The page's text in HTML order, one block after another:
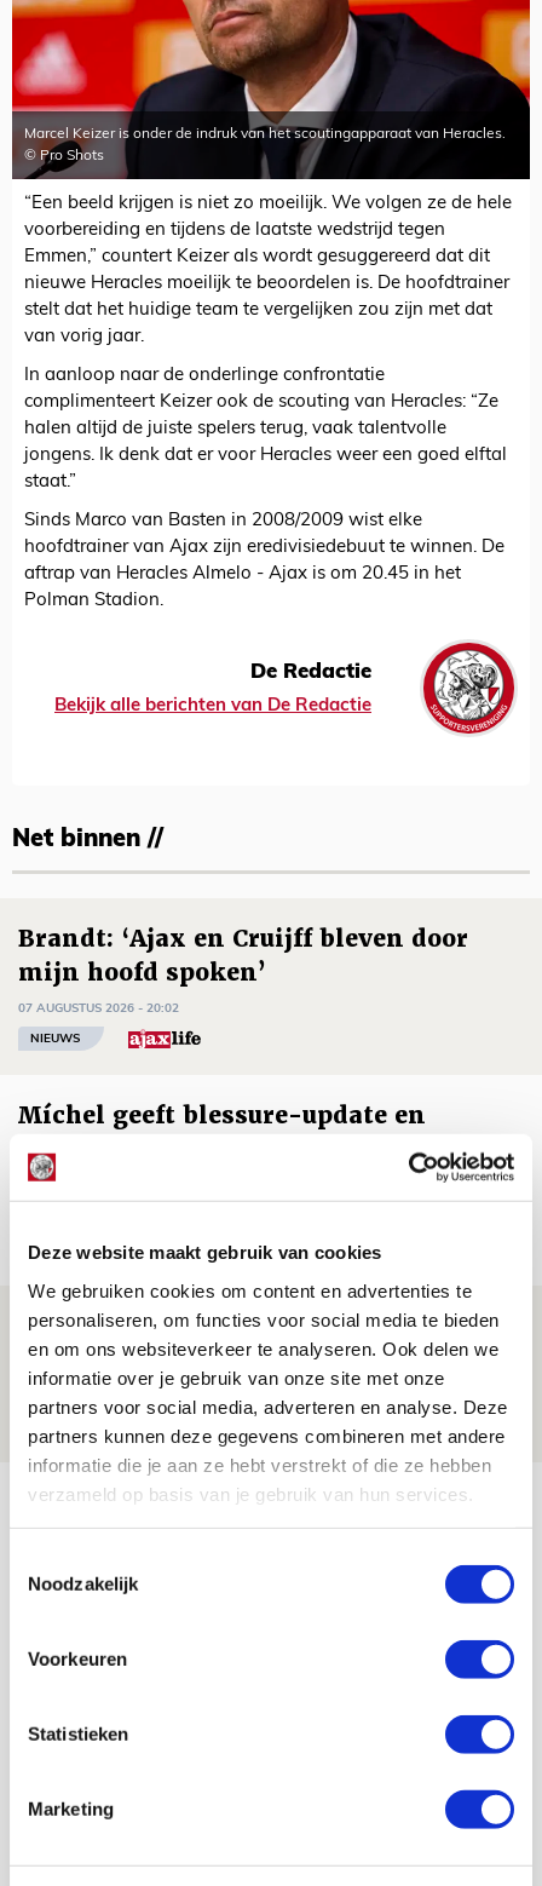
Deze website maakt gebruik van cookies
We gebruiken cookies om content en advertenties te
personaliseren, om functies voor social media te bieden
en om ons websiteverkeer te analyseren. Ook delen we
informatie over je gebruik van onze site met onze
partners voor social media, adverteren en analyse. Deze
partners kunnen deze gegevens combineren met andere
informatie die je aan ze hebt verstrekt of die ze hebben
verzameld op basis van je gebruik van hun services.
Noodzakelijk
Voorkeuren
Statistieken
Marketing
Marcel Keizer is onder de indruk van het scoutingapparaat van Heracles.
© Pro Shots
“Een beeld krijgen is niet zo moeilijk. We volgen ze de hele
voorbereiding en tijdens de laatste wedstrijd tegen
Emmen,” countert Keizer als wordt gesuggereerd dat dit
nieuwe Heracles moeilijk te beoordelen is. De hoofdtrainer
stelt dat het huidige team te vergelijken zou zijn met dat
van vorig jaar.
In aanloop naar de onderlinge confrontatie
complimenteert Keizer ook de scouting van Heracles: “Ze
halen altijd de juiste spelers terug, vaak talentvolle
jongens. Ik denk dat er voor Heracles weer een goed elftal
staat.”
Sinds Marco van Basten in 2008/2009 wist elke
hoofdtrainer van Ajax zijn eredivisiedebuut te winnen. De
aftrap van Heracles Almelo - Ajax is om 20.45 in het
Polman Stadion.
De Redactie
Bekijk alle berichten van De Redactie
Net binnen //
Brandt: ‘Ajax en Cruijff bleven door
mijn hoofd spoken’
07 AUGUSTUS 2026 - 20:02
NIEUWS
Míchel geeft blessure-update en
spreekt over Godts, Baas en
aanwinsten
NIEUWS
Volop enthousiasme in fotoverslag van
Europees treffen met Shelbourne
Bekijk meer
AGENDA
Selectiedag ballenjongens/-meiden
SEP